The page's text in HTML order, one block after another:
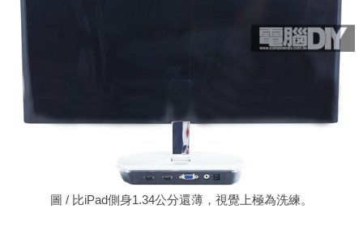
圖 / 比iPad側身1.34公分還薄，視覺上極為洗練。